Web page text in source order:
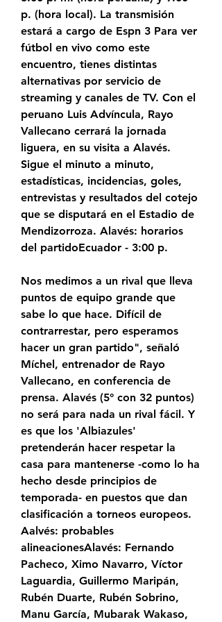
p. (hora local). La transmisión
estará a cargo de Espn 3 Para ver
fútbol en vivo como este
encuentro, tienes distintas
alternativas por servicio de
streaming y canales de TV. Con el
peruano Luis Advíncula, Rayo
Vallecano cerrará la jornada
liguera, en su visita a Alavés.
Sigue el minuto a minuto,
estadísticas, incidencias, goles,
entrevistas y resultados del cotejo
que se disputará en el Estadio de
Mendizorroza. Alavés: horarios
del partidoEcuador - 3:00 p.
Nos medimos a un rival que lleva
puntos de equipo grande que
sabe lo que hace. Difícil de
contrarrestar, pero esperamos
hacer un gran partido", señaló
Míchel, entrenador de Rayo
Vallecano, en conferencia de
prensa. Alavés (5° con 32 puntos)
no será para nada un rival fácil. Y
es que los 'Albiazules'
pretenderán hacer respetar la
casa para mantenerse -como lo ha
hecho desde principios de
temporada- en puestos que dan
clasificación a torneos europeos.
Aalvés: probables
alineacionesAlavés: Fernando
Pacheco, Ximo Navarro, Víctor
Laguardia, Guillermo Maripán,
Rubén Duarte, Rubén Sobrino,
Manu García, Mubarak Wakaso,